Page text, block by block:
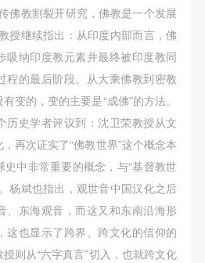
佛教割裂开研究，佛教是一个发展
授继续指出：从印度内部而言，佛
吸纳印度教元素并最终被印度教同
程的最后阶段。从大乘佛教到密教
变的，变的主要是“成佛”的方法。
历史学者评议到：沈卫荣教授从文
再次证实了“佛教世界”这个概念本
中非常重要的概念，与“基督教世
杨斌也指出，观世音中国汉化之后
、东海观音，而这又和东南沿海形
这也显示了跨界、跨文化的信仰的
则从“六字真言”切入，也就跨文化